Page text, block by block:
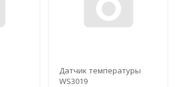
Датчик температуры
WS3019